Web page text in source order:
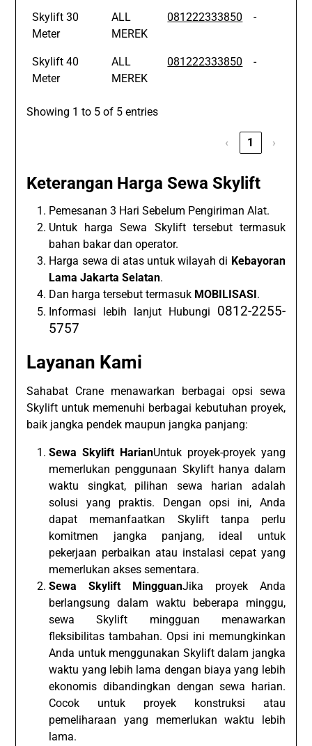
Skylift 30
Meter
ALL
MEREK
081222333850 -
Skylift 40
Meter
ALL
MEREK
081222333850 -
Showing 1 to 5 of 5 entries
‹ 1 ›
Keterangan Harga Sewa Skylift
Pemesanan 3 Hari Sebelum Pengiriman Alat.
Untuk harga Sewa Skylift tersebut termasuk
bahan bakar dan operator.
Harga sewa di atas untuk wilayah di Kebayoran
Lama Jakarta Selatan.
Dan harga tersebut termasuk MOBILISASI .
Informasi lebih lanjut Hubungi 0812-2255-
5757
Layanan Kami
Sahabat Crane menawarkan berbagai opsi sewa
Skylift untuk memenuhi berbagai kebutuhan proyek,
baik jangka pendek maupun jangka panjang:
Sewa Skylift HarianUntuk proyek-proyek yang
memerlukan penggunaan Skylift hanya dalam
waktu singkat, pilihan sewa harian adalah
solusi yang praktis. Dengan opsi ini, Anda
dapat memanfaatkan Skylift tanpa perlu
komitmen jangka panjang, ideal untuk
pekerjaan perbaikan atau instalasi cepat yang
memerlukan akses sementara.
Sewa Skylift MingguanJika proyek Anda
berlangsung dalam waktu beberapa minggu,
sewa Skylift mingguan menawarkan
fleksibilitas tambahan. Opsi ini memungkinkan
Anda untuk menggunakan Skylift dalam jangka
waktu yang lebih lama dengan biaya yang lebih
ekonomis dibandingkan dengan sewa harian.
Cocok untuk proyek konstruksi atau
pemeliharaan yang memerlukan waktu lebih
lama.